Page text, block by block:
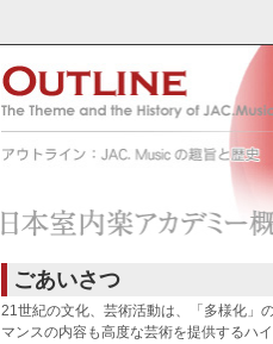
ごあいさつ
21世紀の文化、芸術活動は、「多様化」
マンスの内容も高度な芸術を提供するハ